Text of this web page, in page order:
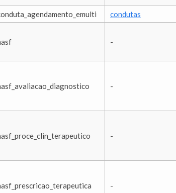
condutas
-
-
-
-